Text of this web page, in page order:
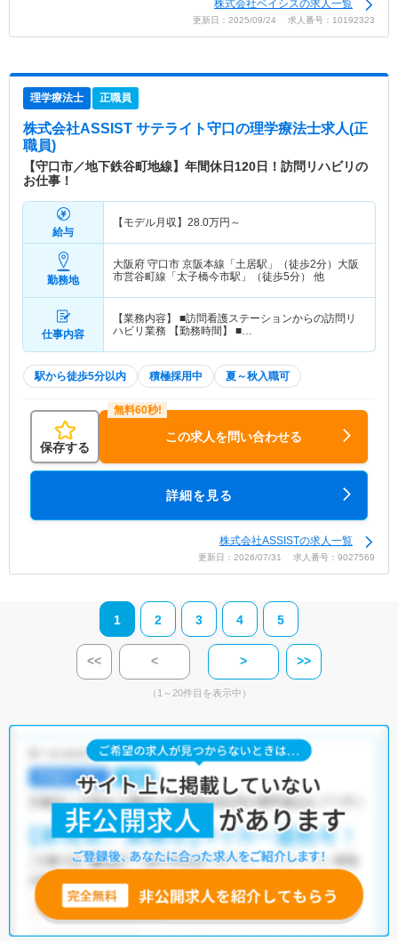
株式会社ベイシスの求人一覧
更新日：2025/09/24 求人番号：10192323
理学療法士 正職員
株式会社ASSIST サテライト守口 の理学療法士求人(正
職員)
【守口市／地下鉄谷町地線】年間休日120日！訪問リハビリの
お仕事！
給与
【モデル月収】 28.0万円～
勤務地
大阪府 守口市 京阪本線「土居駅」（徒歩2分）大阪
市営谷町線「太子橋今市駅」（徒歩5分） 他
仕事内容
【業務内容】 ■訪問看護ステーションからの訪問リ
ハビリ業務 【勤務時間】 ■…
駅から徒歩5分以内 積極採用中 夏～秋入職可
保存する
この求人を問い合わせる
詳細を見る
株式会社ASSISTの求人一覧
更新日：2026/07/31 求人番号：9027569
1 2 3 4 5
<< < > >>
（1～20件目を表示中）